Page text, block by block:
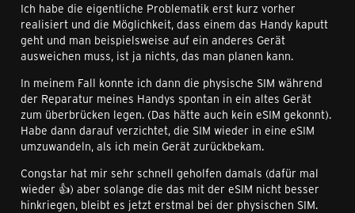
Ich habe die eigentliche Problematik erst kurz vorher
realisiert und die Möglichkeit, dass einem das Handy kaputt
geht und man beispielsweise auf ein anderes Gerät
ausweichen muss, ist ja nichts, das man planen kann.
In meinem Fall konnte ich dann die physische SIM während
der Reparatur meines Handys spontan in ein altes Gerät
zum überbrücken legen. (Das hätte auch kein eSIM gekonnt).
Habe dann darauf verzichtet, die SIM wieder in eine eSIM
umzuwandeln, als ich mein Gerät zurückbekam.
Congstar hat mir sehr schnell geholfen damals (dafür mal
wieder 👍) aber solange die das mit der eSIM nicht besser
hinkriegen, bleibt es jetzt erstmal bei der physischen SIM.